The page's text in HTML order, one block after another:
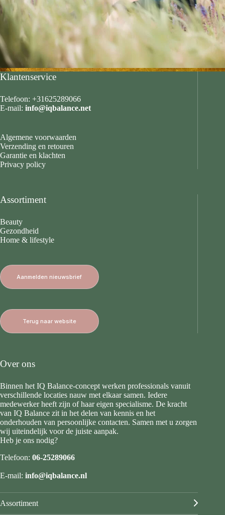
Klantenservice
Telefoon: +31625289066
E-mail: info@iqbalance.net
Algemene voorwaarden
Verzending en retouren
Garantie en klachten
Privacy policy
Assortiment
Beauty
Gezondheid
Home & lifestyle
Aanmelden nieuwsbrief
Terug naar website
Over ons
Binnen het IQ Balance-concept werken professionals vanuit
verschillende locaties nauw met elkaar samen. Iedere
medewerker heeft zijn of haar eigen specialisme. De kracht
van IQ Balance zit in het delen van kennis en het
onderhouden van persoonlijke contacten. Samen met u zorgen
wij uiteindelijk voor de juiste aanpak.
Heb je ons nodig?
Telefoon: 06-25289066
E-mail: info@iqbalance.nl
Assortiment